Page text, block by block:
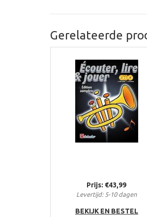
Gerelateerde
Prijs: €43,99
Levertijd: 5-10 dagen
BEKIJK EN BESTEL